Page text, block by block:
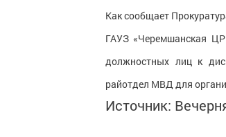
Как сообщает
ГАУЗ «Черемшанская
должностных лиц к
райотдел МВД для
Источник: